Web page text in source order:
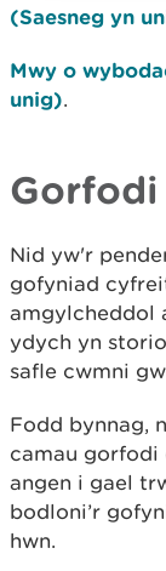
(Saesneg yn
Mwy o
unig).
Gorfodi
Nid yw'r
gofyniad
amgylcheddol
ydych yn
safle cwmni
Fodd bynnag,
camau gorfodi
angen i gael
bodloni’r
hwn.